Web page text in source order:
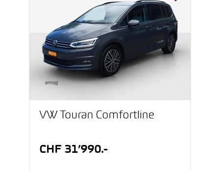
VW Touran Comfortline
CHF 31’990.-